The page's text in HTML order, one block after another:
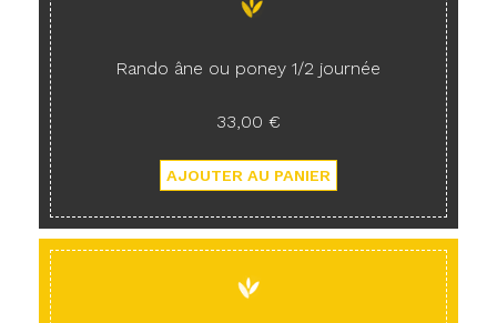
Rando âne ou poney 1/2 journée
33,00 €